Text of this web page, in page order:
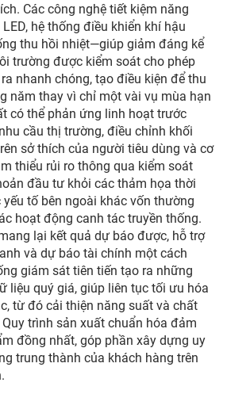
Các công nghệ tiết kiệm năng
hệ thống điều khiển khí hậu
thu hồi nhiệt—giúp giảm đáng kể
trường được kiểm soát cho phép
nhanh chóng, tạo điều kiện để thu
năm thay vì chỉ một vài vụ mùa hạn
có thể phản ứng linh hoạt trước
cầu thị trường, điều chỉnh khối
sở thích của người tiêu dùng và cơ
thiểu rủi ro thông qua kiểm soát
đầu tư khỏi các thảm họa thời
tố bên ngoài khác vốn thường
hoạt động canh tác truyền thống.
lại kết quả dự báo được, hỗ trợ
và dự báo tài chính một cách
giám sát tiên tiến tạo ra những
liệu quý giá, giúp liên tục tối ưu hóa
từ đó cải thiện năng suất và chất
trình sản xuất chuẩn hóa đảm
đồng nhất, góp phần xây dựng uy
trung thành của khách hàng trên